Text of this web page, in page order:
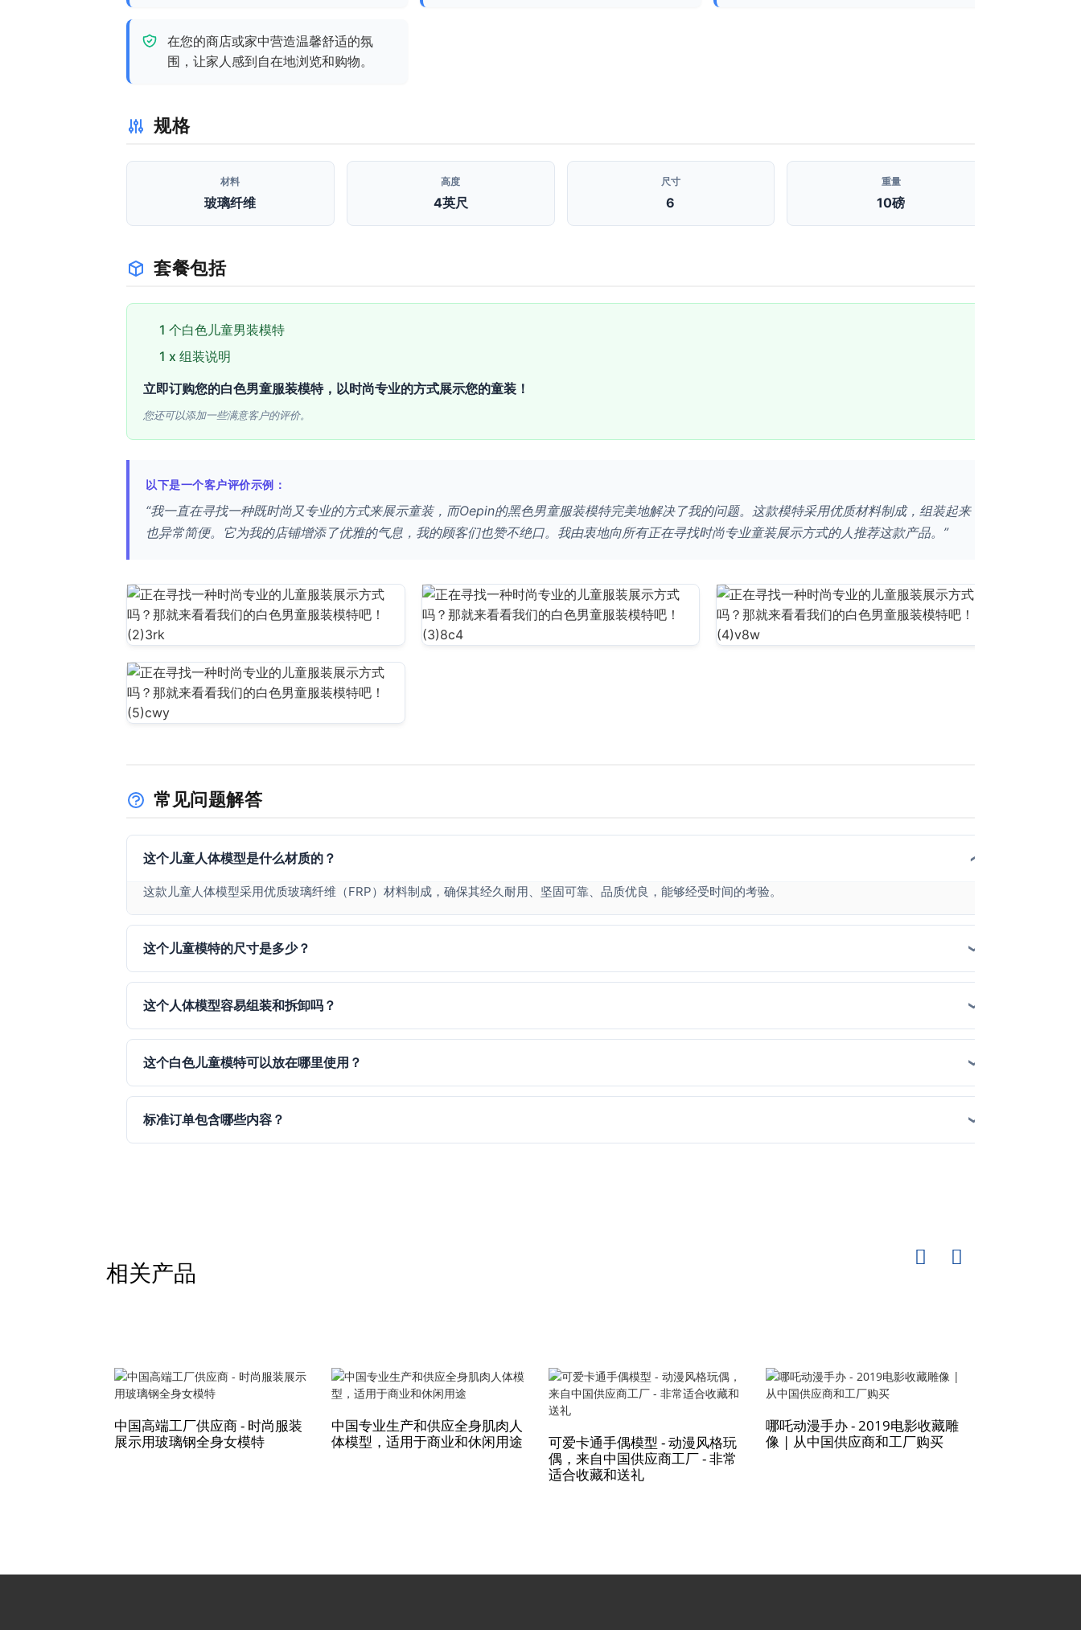
在您的商店或家中营造温馨舒适的氛
围，让家人感到自在地浏览和购物。
规格
材料
玻璃纤维
高度
4英尺
尺寸
6
重量
10磅
套餐包括
1 个白色儿童男装模特
1 x 组装说明
立即订购您的白色男童服装模特，以时尚专业的方式展示您的童装！
您还可以添加一些满意客户的评价。
以下是一个客户评价示例：
“我一直在寻找一种既时尚又专业的方式来展示童装，而Oepin的黑色男童服装模特完美地解决了我的问题。这款模特采用优质材料制成，组装起来
也异常简便。它为我的店铺增添了优雅的气息，我的顾客们也赞不绝口。我由衷地向所有正在寻找时尚专业童装展示方式的人推荐这款产品。”
常见问题解答
这个儿童人体模型是什么材质的？
这款儿童人体模型采用优质玻璃纤维（FRP）材料制成，确保其经久耐用、坚固可靠、品质优良，能够经受时间的考验。
这个儿童模特的尺寸是多少？
这个人体模型容易组装和拆卸吗？
这个白色儿童模特可以放在哪里使用？
标准订单包含哪些内容？
相关产品
中国高端工厂供应商 - 时尚服装
展示用玻璃钢全身女模特
中国专业生产和供应全身肌肉人
体模型，适用于商业和休闲用途
可爱卡通手偶模型 - 动漫风格玩
偶，来自中国供应商工厂 - 非常
适合收藏和送礼
哪吒动漫手办 - 2019电影收藏雕
像 | 从中国供应商和工厂购买